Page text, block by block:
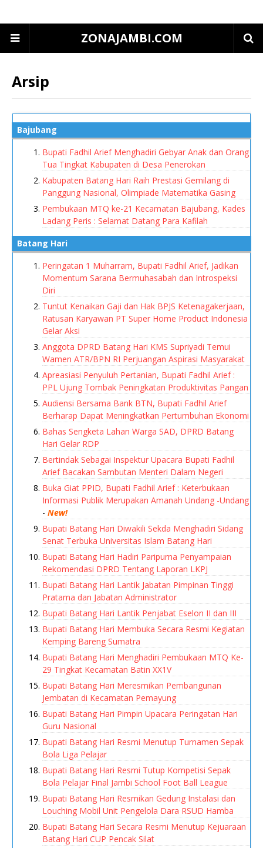
ZONAJAMBI.COM
Arsip
Bajubang
Bupati Fadhil Arief Menghadiri Gebyar Anak dan Orang
Tua Tingkat Kabupaten di Desa Penerokan
Kabupaten Batang Hari Raih Prestasi Gemilang di
Panggung Nasional, Olimpiade Matematika Gasing
Pembukaan MTQ ke-21 Kecamatan Bajubang, Kades
Ladang Peris : Selamat Datang Para Kafilah
Batang Hari
Peringatan 1 Muharram, Bupati Fadhil Arief, Jadikan
Momentum Sarana Bermuhasabah dan Introspeksi
Diri
Tuntut Kenaikan Gaji dan Hak BPJS Ketenagakerjaan,
Ratusan Karyawan PT Super Home Product Indonesia
Gelar Aksi
Anggota DPRD Batang Hari KMS Supriyadi Temui
Wamen ATR/BPN RI Perjuangan Aspirasi Masyarakat
Apreasiasi Penyuluh Pertanian, Bupati Fadhil Arief :
PPL Ujung Tombak Peningkatan Produktivitas Pangan
Audiensi Bersama Bank BTN, Bupati Fadhil Arief
Berharap Dapat Meningkatkan Pertumbuhan Ekonomi
Bahas Sengketa Lahan Warga SAD, DPRD Batang
Hari Gelar RDP
Bertindak Sebagai Inspektur Upacara Bupati Fadhil
Arief Bacakan Sambutan Menteri Dalam Negeri
Buka Giat PPID, Bupati Fadhil Arief : Keterbukaan
Informasi Publik Merupakan Amanah Undang -Undang
-New!
Bupati Batang Hari Diwakili Sekda Menghadiri Sidang
Senat Terbuka Universitas Islam Batang Hari
Bupati Batang Hari Hadiri Paripurna Penyampaian
Rekomendasi DPRD Tentang Laporan LKPJ
Bupati Batang Hari Lantik Jabatan Pimpinan Tinggi
Pratama dan Jabatan Administrator
Bupati Batang Hari Lantik Penjabat Eselon II dan III
Bupati Batang Hari Membuka Secara Resmi Kegiatan
Kemping Bareng Sumatra
Bupati Batang Hari Menghadiri Pembukaan MTQ Ke-
29 Tingkat Kecamatan Batin XX1V
Bupati Batang Hari Meresmikan Pembangunan
Jembatan di Kecamatan Pemayung
Bupati Batang Hari Pimpin Upacara Peringatan Hari
Guru Nasional
Bupati Batang Hari Resmi Menutup Turnamen Sepak
Bola Liga Pelajar
Bupati Batang Hari Resmi Tutup Kompetisi Sepak
Bola Pelajar Final Jambi School Foot Ball League
Bupati Batang Hari Resmikan Gedung Instalasi dan
Louching Mobil Unit Pengelola Dara RSUD Hamba
Bupati Batang Hari Secara Resmi Menutup Kejuaraan
Batang Hari CUP Pencak Silat